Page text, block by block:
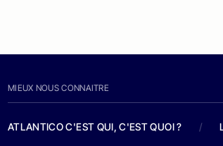
MIEUX NOUS CONNAITRE
ATLANTICO C'EST QUI, C'EST QUOI ? /